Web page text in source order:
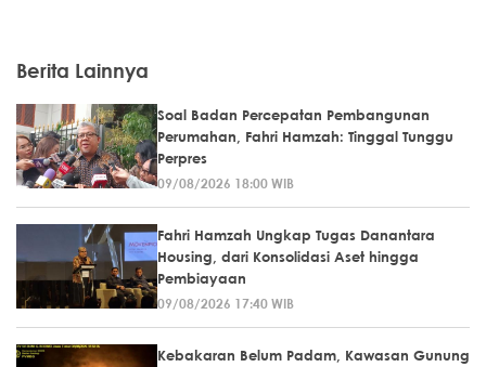
Berita Lainnya
Soal Badan Percepatan Pembangunan
Perumahan, Fahri Hamzah: Tinggal Tunggu
Perpres
09/08/2026 18:00 WIB
Fahri Hamzah Ungkap Tugas Danantara
Housing, dari Konsolidasi Aset hingga
Pembiayaan
09/08/2026 17:40 WIB
Kebakaran Belum Padam, Kawasan Gunung